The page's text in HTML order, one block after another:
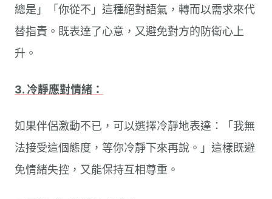
總是」「你從不」這種絕對語氣，轉而以需求來代
替指責。既表達了心意，又避免對方的防衛心上
升。
3. 冷靜應對情緒：
如果伴侶激動不已，可以選擇冷靜地表達：「我無
法接受這個態度，等你冷靜下來再說。」這樣既避
免情緒失控，又能保持互相尊重。